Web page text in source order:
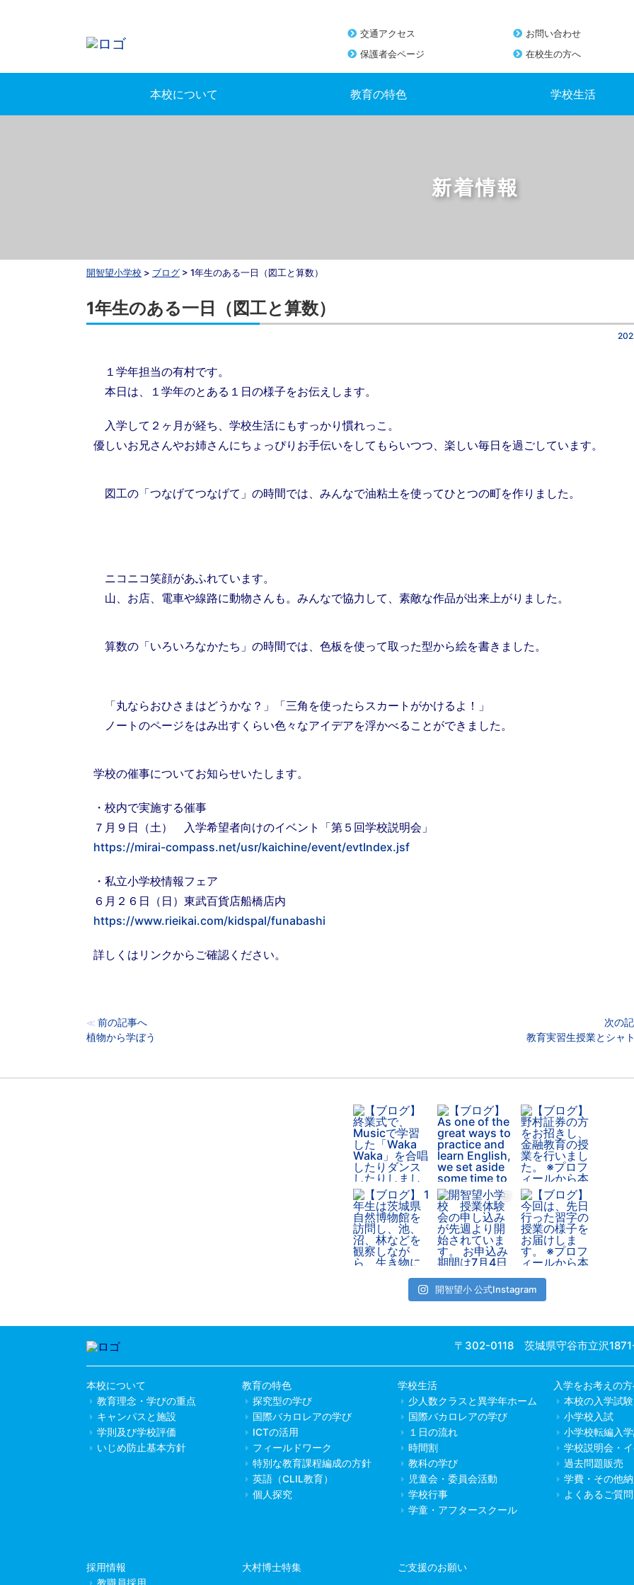
交通アクセス お問い合わせ
保護者会ページ
在校生の方へ
本校について 教育の特色 学校生活
新着情報
開智望小学校 > ブログ > 1年生のある一日（図工と算数）
1年生のある一日（図工と算数）
１学年担当の有村です。
本日は、１学年のとある１日の様子をお伝えします。
入学して２ヶ月が経ち、学校生活にもすっかり慣れっこ。
優しいお兄さんやお姉さんにちょっぴりお手伝いをしてもらいつつ、楽しい毎日を過ごしています。
図工の「つなげてつなげて」の時間では、みんなで油粘土を使ってひとつの町を作りました。
ニコニコ笑顔があふれています。
山、お店、電車や線路に動物さんも。みんなで協力して、素敵な作品が出来上がりました。
算数の「いろいろなかたち」の時間では、色板を使って取った型から絵を書きました。
「丸ならおひさまはどうかな？」「三角を使ったらスカートがかけるよ！」
ノートのページをはみ出すくらい色々なアイデアを浮かべることができました。
学校の催事についてお知らせいたします。
・校内で実施する催事
７月９日（土） 入学希望者向けのイベント「第５回学校説明会」
https://mirai-compass.net/usr/kaichine/event/evtIndex.jsf
・私立小学校情報フェア
６月２６日（日）東武百貨店船橋店内
https://www.rieikai.com/kidspal/funabashi
詳しくはリンクからご確認ください。
≪ 前の記事へ
植物から学ぼう
次の
教育実習生授業とシャ
開智望小 公式Instagram
〒302-0118 茨城県守谷市立沢
本校について
教育理念・学びの重点
キャンパスと施設
学則及び学校評価
いじめ防止基本方針
教育の特色
探究型の学び
国際バカロレアの学び
ICTの活用
フィールドワーク
特別な教育課程編成の方針
英語（CLIL教育）
個人探究
学校生活
少人数クラスと異学年ホーム
国際バカロレアの学び
１日の流れ
時間割
教科の学び
児童会・委員会活動
学校行事
学童・アフタースクール
入学をお考えの
本校の入学試
小学校入試
小学校転編入
学校説明会・
過去問題販売
学費・その他
よくあるご質問
採用情報
教職員採用
大村博士特集 ご支援のお願い